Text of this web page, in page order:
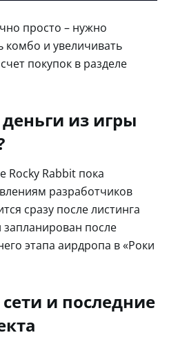
просто – нужно
комбо и увеличивать
покупок в разделе
из игры
Rocky Rabbit пока
разработчиков
сразу после листинга
после
этапа аирдропа в «Роки
и последние